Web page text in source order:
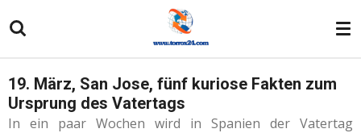
Hauptinhalt
19. März, San Jose, fünf kuriose Fakten zum
Ursprung des Vatertags
In ein paar Wochen wird in Spanien der Vatertag